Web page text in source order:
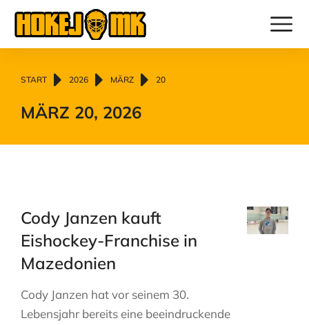
Sie befinden sich hier:
START 2026 MÄRZ 20
MÄRZ 20, 2026
Cody Janzen kauft
Eishockey-Franchise in
Mazedonien
Cody Janzen hat vor seinem 30.
Lebensjahr bereits eine beeindruckende